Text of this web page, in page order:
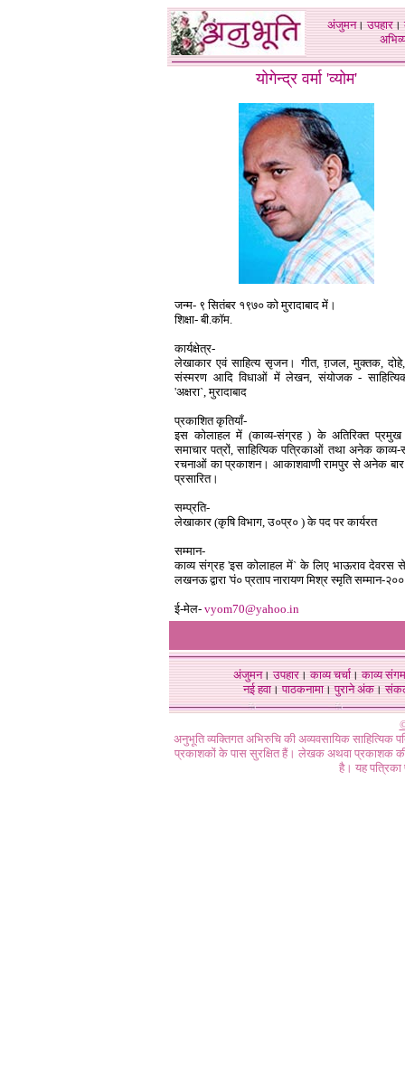
अंजुमन।उपहार।
योगेन्द्र वर्मा 'व्योम'
जन्म- ९ सितंबर १९७० को मुरादाबाद में।
शिक्षा- बी.कॉम.
कार्यक्षेत्र-
लेखाकार एवं साहित्य सृजन। गीत, ग़़जल, मुक्तक, दोहे,
संस्मरण आदि विधाओं में लेखन, संयोजक -
'अक्षरा`, मुरादाबाद
प्रकाशित कृतियाँ-
इस कोलाहल में (काव्य-संग्रह ) के अतिरिक्त प्रमुख
समाचार पत्रों, साहित्यिक पत्रिकाओं तथा अनेक काव्य-
रचनाओं का प्रकाशन। आकाशवाणी रामपुर से अनेक बार
प्रसारित।
सम्प्रति-
लेखाकार (कृषि विभाग, उ०प्र० ) के पद पर कार्यरत
सम्मान-
काव्यसंग्रह 'इस कोलाहल में` के लिए भाऊराव देवरस
लखनऊ द्वारा 'पं० प्रताप नारायण मिश्र स्मृति सम्मान-
ई-मेल- vyom70@yahoo.in
अंजुमन।उपहार।काव्य चर्चा।काव्य संगम
नई हवा। पाठकनामा। पुराने अंक।
अनुभूति व्यक्तिगत अभिरुचि की अव्यवसायिक
प्रकाशकों के पास सुरक्षित हैं। लेखक अथवा प्रकाशक की
है। यह पत्रिका